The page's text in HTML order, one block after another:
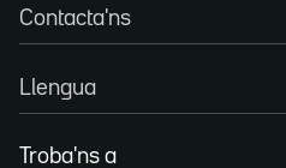
Contacta'ns
Llengua
Troba'ns a